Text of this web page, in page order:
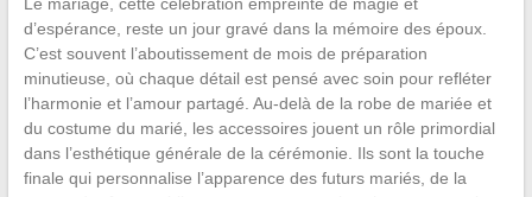
d’espérance, reste un jour gravé dans la mémoire des époux.
C’est souvent l’aboutissement de mois de préparation
minutieuse, où chaque détail est pensé avec soin pour refléter
l’harmonie et l’amour partagé. Au-delà de la robe de mariée et
du costume du marié, les accessoires jouent un rôle primordial
dans l’esthétique générale de la cérémonie. Ils sont la touche
finale qui personnalise l’apparence des futurs mariés, de la